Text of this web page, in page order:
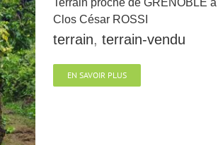
Terrain proche de GRENOBLE
Clos César ROSSI
terrain, terrain-vendu
EN SAVOIR PLUS